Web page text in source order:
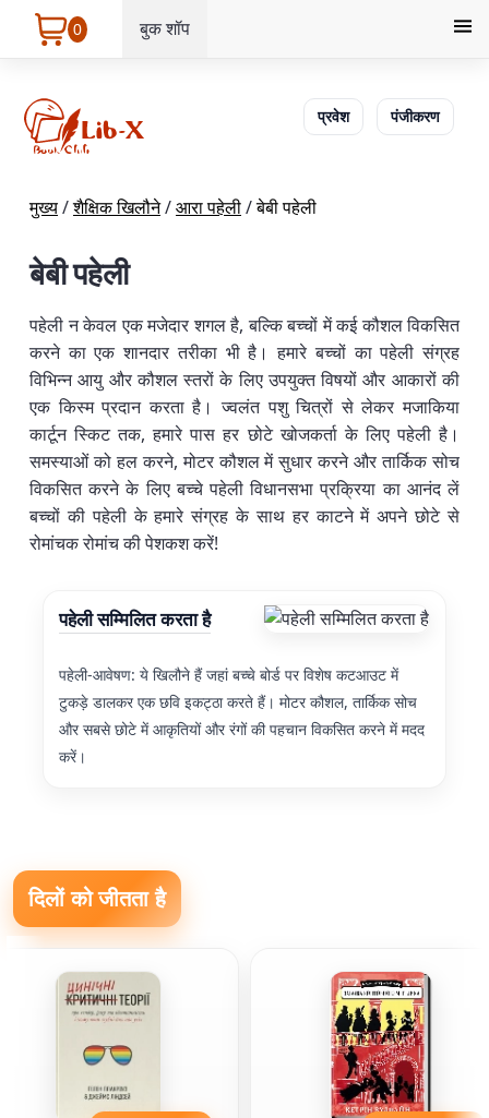
0 बुक शॉप
प्रवेश पंजीकरण
मुख्य/शैक्षिक खिलौने/आरा पहेली/बेबी पहेली
बेबी पहेली
पहेली न केवल एक मजेदार शगल है, बल्कि बच्चों में कई कौशल विकसित
करने का एक शानदार तरीका भी है। हमारे बच्चों का पहेली संग्रह
विभिन्न आयु और कौशल स्तरों के लिए उपयुक्त विषयों और आकारों की
एक किस्म प्रदान करता है। ज्वलंत पशु चित्रों से लेकर मजाकिया
कार्टून स्किट तक, हमारे पास हर छोटे खोजकर्ता के लिए पहेली है।
समस्याओं को हल करने, मोटर कौशल में सुधार करने और तार्किक सोच
विकसित करने के लिए बच्चे पहेली विधानसभा प्रक्रिया का आनंद लें
बच्चों की पहेली के हमारे संग्रह के साथ हर काटने में अपने छोटे से
रोमांचक रोमांच की पेशकश करें!
पहेली सम्मिलित करता है
पहेली-आवेषण: ये खिलौने हैं जहां बच्चे बोर्ड पर विशेष कटआउट में
टुकड़े डालकर एक छवि इकट्ठा करते हैं। मोटर कौशल, तार्किक सोच
और सबसे छोटे में आकृतियों और रंगों की पहचान विकसित करने में मदद
करें।
दिलों को जीतता है